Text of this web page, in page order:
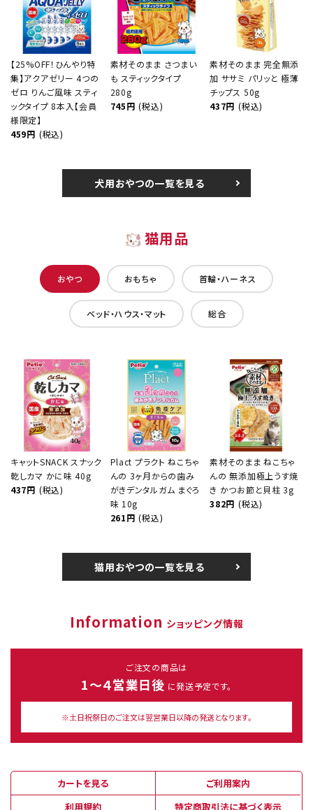
【25%OFF！ひんやり特
集】アクアゼリー 4つの
ゼロ りんご風味 スティ
ックタイプ 8本入【会員
様限定】
459円 (税込)
素材そのまま さつまい
も スティックタイプ
280g
745円 (税込)
素材そのまま 完全無添
加 ササミ パリッと 極薄
チップス 50g
437円 (税込)
犬用おやつの一覧を見る
猫用品
おやつ おもちゃ 首輪・ハーネス
ベッド・ハウス・マット 総合
キャットSNACK スナック
乾しカマ かに味 40g
437円 (税込)
Plact プラクト ねこちゃ
んの 3ヶ月からの歯み
がきデンタルガム まぐろ
味 10g
261円 (税込)
素材そのまま ねこちゃ
んの 無添加極上うす焼
き かつお節と貝柱 3g
382円 (税込)
猫用おやつの一覧を見る
Information ショッピング情報
ご注文の商品は
1～４営業日後 に発送予定です。
※土日祝祭日のご注文は翌営業日以降の発送となります。
カートを見る
ご利用案内
利用規約
特定商取引法に基づく表示